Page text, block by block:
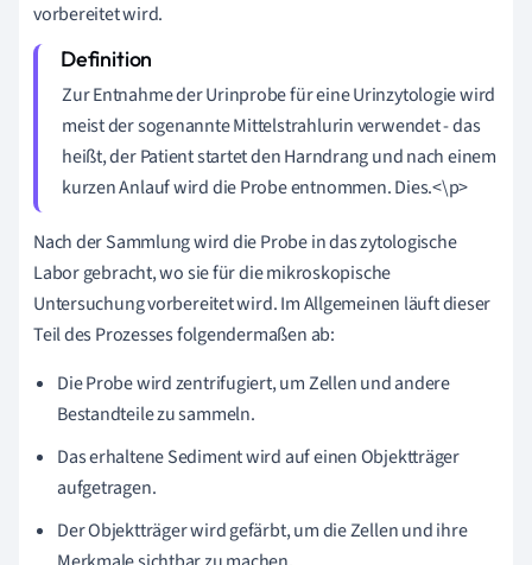
vorbereitet wird.
Zur Entnahme der Urinprobe für eine Urinzytologie wird
meist der sogenannte Mittelstrahlurin verwendet - das
heißt, der Patient startet den Harndrang und nach einem
kurzen Anlauf wird die Probe entnommen. Dies.<\p>
Nach der Sammlung wird die Probe in das zytologische
Labor gebracht, wo sie für die mikroskopische
Untersuchung vorbereitet wird. Im Allgemeinen läuft dieser
Teil des Prozesses folgendermaßen ab:
Die Probe wird zentrifugiert, um Zellen und andere
Bestandteile zu sammeln.
Das erhaltene Sediment wird auf einen Objektträger
aufgetragen.
Der Objektträger wird gefärbt, um die Zellen und ihre